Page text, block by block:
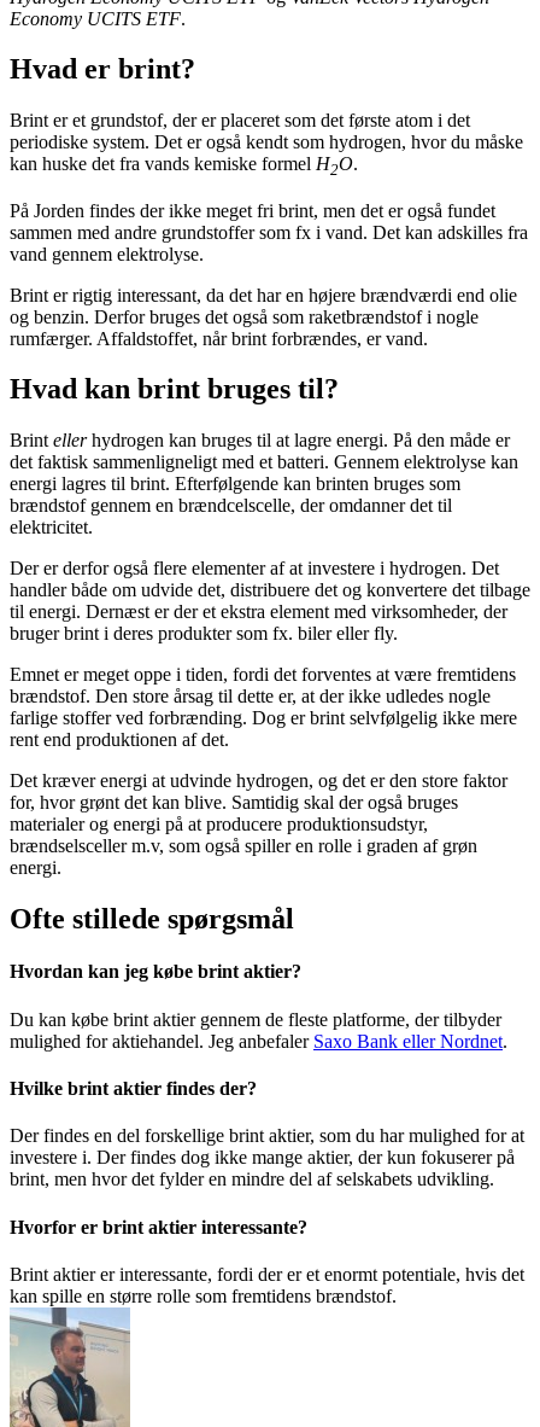
Economy UCITS ETF.
Hvad er brint?
Brint er et grundstof, der er placeret som det første atom i det
periodiske system. Det er også kendt som hydrogen, hvor du måske
kan huske det fra vands kemiske formel H2O.
På Jorden findes der ikke meget fri brint, men det er også fundet
sammen med andre grundstoffer som fx i vand. Det kan adskilles fra
vand gennem elektrolyse.
Brint er rigtig interessant, da det har en højere brændværdi end olie
og benzin. Derfor bruges det også som raketbrændstof i nogle
rumfærger. Affaldstoffet, når brint forbrændes, er vand.
Hvad kan brint bruges til?
Brint ellerhydrogen kan bruges til at lagre energi. På den måde er
det faktisk sammenligneligt med et batteri. Gennem elektrolyse kan
energi lagres til brint. Efterfølgende kan brinten bruges som
brændstof gennem en brændcelscelle, der omdanner det til
elektricitet.
Der er derfor også flere elementer af at investere i hydrogen. Det
handler både om udvide det, distribuere det og konvertere det tilbage
til energi. Dernæst er der et ekstra element med virksomheder, der
bruger brint i deres produkter som fx. biler eller fly.
Emnet er meget oppe i tiden, fordi det forventes at være fremtidens
brændstof. Den store årsag til dette er, at der ikke udledes nogle
farlige stoffer ved forbrænding. Dog er brint selvfølgelig ikke mere
rent end produktionen af det.
Det kræver energi at udvinde hydrogen, og det er den store faktor
for, hvor grønt det kan blive. Samtidig skal der også bruges
materialer og energi på at producere produktionsudstyr,
brændselsceller m.v, som også spiller en rolle i graden af grøn
energi.
Ofte stillede spørgsmål
Hvordan kan jeg købe brint aktier?
Du kan købe brint aktier gennem de fleste platforme, der tilbyder
mulighed for aktiehandel. Jeg anbefaler Saxo Bank eller Nordnet.
Hvilke brint aktier findes der?
Der findes en del forskellige brint aktier, som du har mulighed for at
investere i. Der findes dog ikke mange aktier, der kun fokuserer på
brint, men hvor det fylder en mindre del af selskabets udvikling.
Hvorfor er brint aktier interessante?
Brint aktier er interessante, fordi der er et enormt potentiale, hvis det
kan spille en større rolle som fremtidens brændstof.